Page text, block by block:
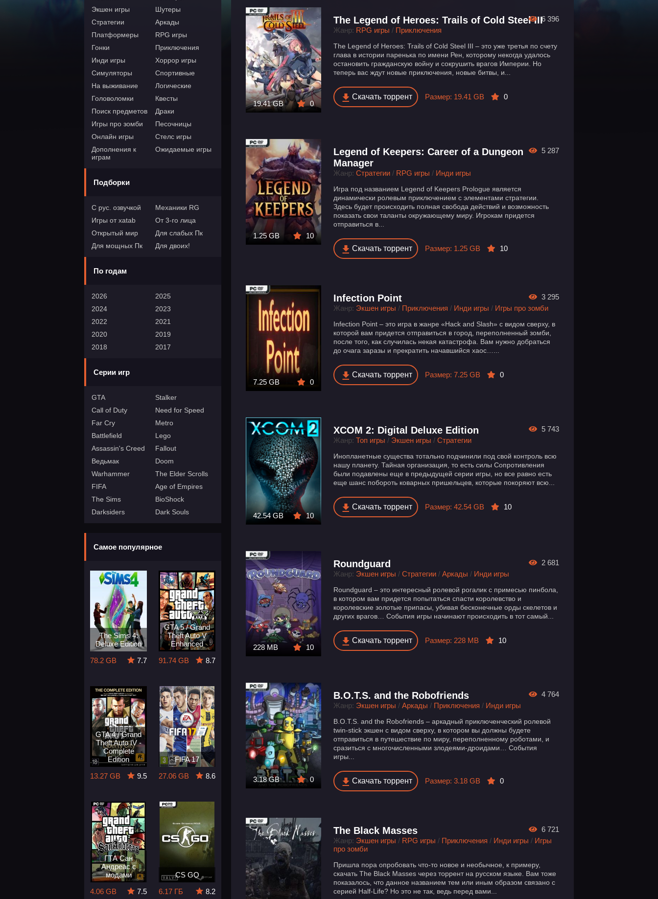
Экшен игры
Шутеры
Стратегии
Аркады
Платформеры
RPG игры
Гонки
Приключения
Инди игры
Хоррор игры
Симуляторы
Спортивные
На выживание
Логические
Головоломки
Квесты
Поиск предметов
Драки
Игры про зомби
Песочницы
Онлайн игры
Стелс игры
Дополнения к
играм
Ожидаемые игры
Подборки
С рус. озвучкой
Механики RG
Игры от xatab
От 3-го лица
Открытый мир
Для слабых Пк
Для мощных Пк
Для двоих!
По годам
2026
2025
2024
2023
2022
2021
2020
2019
2018
2017
Серии игр
GTA
Stalker
Call of Duty
Need for Speed
Far Cry
Metro
Battlefield
Lego
Assassin's Creed
Fallout
Ведьмак
Doom
Warhammer
The Elder Scrolls
FIFA
Age of Empires
The Sims
BioShock
Darksiders
Dark Souls
Самое популярное
The Sims 4:
Deluxe Edition
78.2 GB
7.7
GTA 5 / Grand
Theft Auto V
Enhanced
91.74 GB
8.7
GTA 4 / Grand
Theft Auto IV -
Complete
Edition
13.27 GB
9.5
FIFA 17
27.06 GB
8.6
ГТА Сан
Андреас с
модами
4.06 GB
7.5
CS GO
6.17 ГБ
8.2
19.41 GB 0
The Legend of Heroes: Trails of Cold Steel III
Жанр: RPG игры / Приключения
The Legend of Heroes: Trails of Cold Steel III – это уже третья по счету
глава в истории паренька по имени Рен, которому некогда удалось
остановить гражданскую войну и сокрушить врагов Империи. Но
теперь вас ждут новые приключения, новые битвы, и...
Скачать торрент Размер: 19.41 GB 0
6 396
1.25 GB 10
Legend of Keepers: Career of a Dungeon
Manager
Жанр: Стратегии / RPG игры / Инди игры
Игра под названием Legend of Keepers Prologue является
динамически ролевым приключением с элементами стратегии.
Здесь будет происходить полная свобода действий и возможность
показать свои таланты окружающему миру. Игрокам придется
отправиться в...
Скачать торрент Размер: 1.25 GB 10
5 287
7.25 GB 0
Infection Point
Жанр: Экшен игры / Приключения / Инди игры / Игры про зомби
Infection Point – это игра в жанре «Hack and Slash» с видом сверху, в
которой вам придется отправиться в город, переполненный зомби,
после того, как случилась некая катастрофа. Вам нужно добраться
до очага заразы и прекратить начавшийся хаос…...
Скачать торрент Размер: 7.25 GB 0
3 295
42.54 GB 10
XCOM 2: Digital Deluxe Edition
Жанр: Топ игры / Экшен игры /Стратегии
Инопланетные существа тотально подчинили под свой контроль всю
нашу планету. Тайная организация, то есть силы Сопротивления
были подавлены еще в предыдущей серии игры, но все равно есть
еще шанс побороть коварных пришельцев, которые покоряют всю...
Скачать торрент Размер: 42.54 GB 10
5 743
228 MB 10
Roundguard
Жанр: Экшен игры /Стратегии /Аркады / Инди игры
Roundguard – это интересный ролевой рогалик с примесью пинбола,
в котором вам придется попытаться спасти королевство и
королевские золотые припасы, убивая бесконечные орды скелетов и
других врагов… События игры начинают происходить в тот самый...
Скачать торрент Размер: 228 MB 10
2 681
3.18 GB 0
B.O.T.S. and the Robofriends
Жанр: Экшен игры /Аркады / Приключения / Инди игры
B.O.T.S. and the Robofriends – аркадный приключенческий ролевой
twin-stick экшен с видом сверху, в котором вы должны будете
отправиться в путешествие по миру, переполненному роботами, и
сразиться с многочисленными злодеями-дроидами… События
игры...
Скачать торрент Размер: 3.18 GB 0
4 764
The Black Masses
Жанр: Экшен игры / RPG игры / Приключения / Инди игры / Игры
про зомби
Пришла пора опробовать что-то новое и необычное, к примеру,
скачать The Black Masses через торрент на русском языке. Вам тоже
показалось, что данное названием тем или иным образом связано с
серией Half-Life? Но это не так, ведь перед вами...
6 721